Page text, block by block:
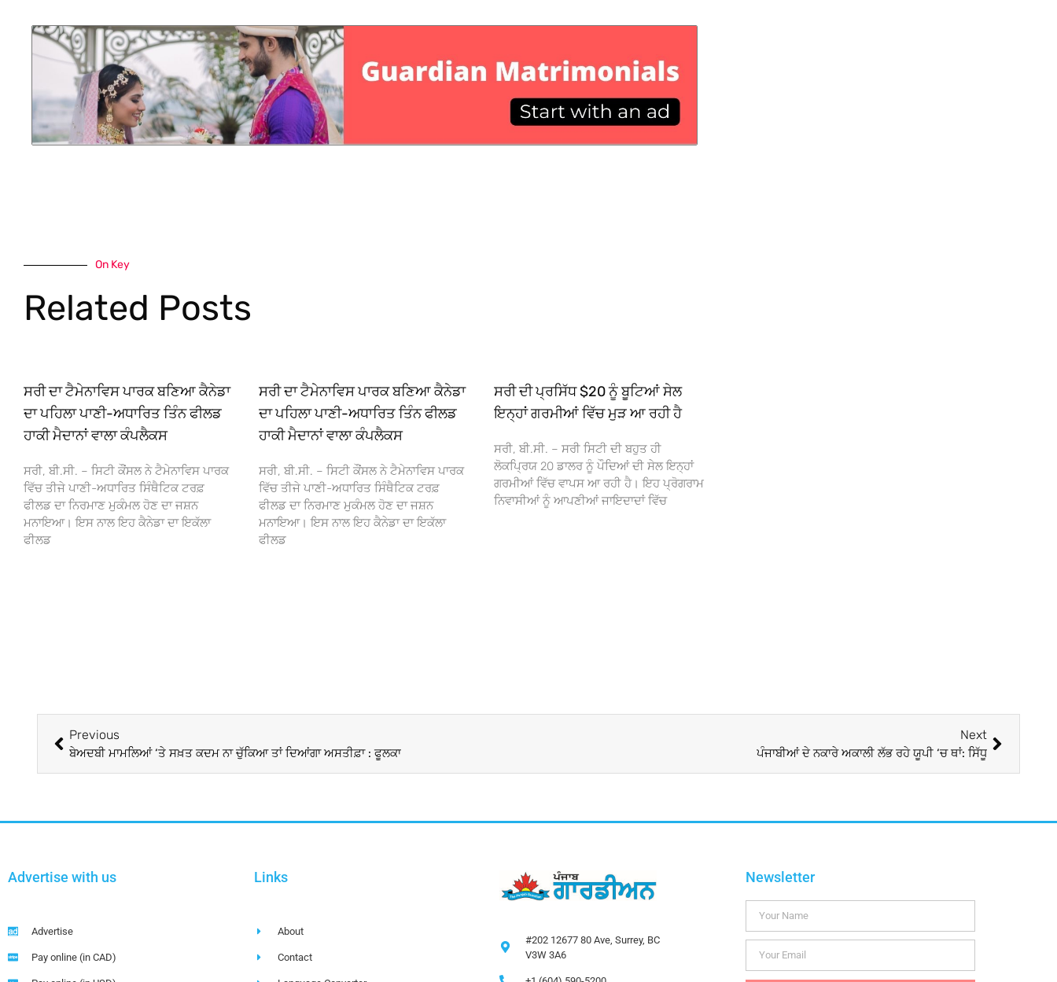
On Key
Related Posts
ਸਰੀ ਦਾ ਟੈਮੇਨਾਵਿਸ ਪਾਰਕ ਬਣਿਆ ਕੈਨੇਡਾ
ਦਾ ਪਹਿਲਾ ਪਾਣੀ-ਅਧਾਰਿਤ ਤਿੰਨ ਫੀਲਡ
ਹਾਕੀ ਮੈਦਾਨਾਂ ਵਾਲਾ ਕੰਪਲੈਕਸ
ਸਰੀ, ਬੀ.ਸੀ. – ਸਿਟੀ ਕੌਂਸਲ ਨੇ ਟੈਮੇਨਾਵਿਸ ਪਾਰਕ
ਵਿੱਚ ਤੀਜੇ ਪਾਣੀ-ਅਧਾਰਿਤ ਸਿੰਥੈਟਿਕ ਟਰਫ਼
ਫੀਲਡ ਦਾ ਨਿਰਮਾਣ ਮੁਕੰਮਲ ਹੋਣ ਦਾ ਜਸ਼ਨ
ਮਨਾਇਆ। ਇਸ ਨਾਲ ਇਹ ਕੈਨੇਡਾ ਦਾ ਇਕੱਲਾ
ਫੀਲਡ
ਸਰੀ ਦਾ ਟੈਮੇਨਾਵਿਸ ਪਾਰਕ ਬਣਿਆ ਕੈਨੇਡਾ
ਦਾ ਪਹਿਲਾ ਪਾਣੀ-ਅਧਾਰਿਤ ਤਿੰਨ ਫੀਲਡ
ਹਾਕੀ ਮੈਦਾਨਾਂ ਵਾਲਾ ਕੰਪਲੈਕਸ
ਸਰੀ, ਬੀ.ਸੀ. – ਸਿਟੀ ਕੌਂਸਲ ਨੇ ਟੈਮੇਨਾਵਿਸ ਪਾਰਕ
ਵਿੱਚ ਤੀਜੇ ਪਾਣੀ-ਅਧਾਰਿਤ ਸਿੰਥੈਟਿਕ ਟਰਫ਼
ਫੀਲਡ ਦਾ ਨਿਰਮਾਣ ਮੁਕੰਮਲ ਹੋਣ ਦਾ ਜਸ਼ਨ
ਮਨਾਇਆ। ਇਸ ਨਾਲ ਇਹ ਕੈਨੇਡਾ ਦਾ ਇਕੱਲਾ
ਫੀਲਡ
ਸਰੀ ਦੀ ਪ੍ਰਸਿੱਧ $20 ਨੂੰ ਬੂਟਿਆਂ ਸੇਲ
ਇਨ੍ਹਾਂ ਗਰਮੀਆਂ ਵਿੱਚ ਮੁੜ ਆ ਰਹੀ ਹੈ
ਸਰੀ, ਬੀ.ਸੀ. – ਸਰੀ ਸਿਟੀ ਦੀ ਬਹੁਤ ਹੀ
ਲੋਕਪ੍ਰਿਯ 20 ਡਾਲਰ ਨੂੰ ਪੌਦਿਆਂ ਦੀ ਸੇਲ ਇਨ੍ਹਾਂ
ਗਰਮੀਆਂ ਵਿੱਚ ਵਾਪਸ ਆ ਰਹੀ ਹੈ। ਇਹ ਪ੍ਰੋਗਰਾਮ
ਨਿਵਾਸੀਆਂ ਨੂੰ ਆਪਣੀਆਂ ਜਾਇਦਾਦਾਂ ਵਿੱਚ
Previous
ਬੇਅਦਬੀ ਮਾਮਲਿਆਂ ‘ਤੇ ਸਖ਼ਤ ਕਦਮ ਨਾ ਚੁੱਕਿਆ ਤਾਂ ਦਿਆਂਗਾ ਅਸਤੀਫ਼ਾ : ਫੂਲਕਾ
Next
ਪੰਜਾਬੀਆਂ ਦੇ ਨਕਾਰੇ ਅਕਾਲੀ ਲੱਭ ਰਹੇ ਯੂਪੀ ‘ਚ ਥਾਂ: ਸਿੱਧੂ
Advertise with us
Advertise
Pay online (in CAD)
Links
About
Contact
#202 12677 80 Ave, Surrey, BC
V3W 3A6
Newsletter